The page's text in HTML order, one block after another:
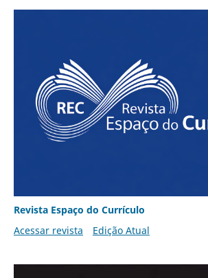
Revista Espaço do Currículo
Acessar revista
Edição Atual